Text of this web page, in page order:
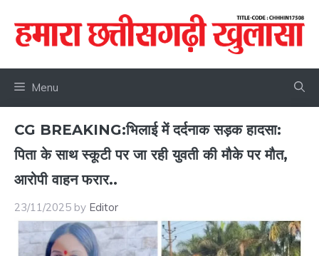
content
Menu
CG BREAKING:भिलाई में दर्दनाक सड़क हादसा:
पिता के साथ स्कूटी पर जा रही युवती की मौके पर मौत,
आरोपी वाहन फरार..
23/11/2025 by Editor